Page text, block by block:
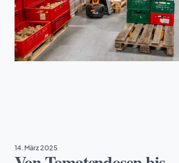
14. März 2025